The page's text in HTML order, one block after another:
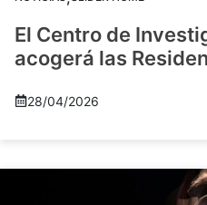
El Centro de
acogerá las
28/04/2026